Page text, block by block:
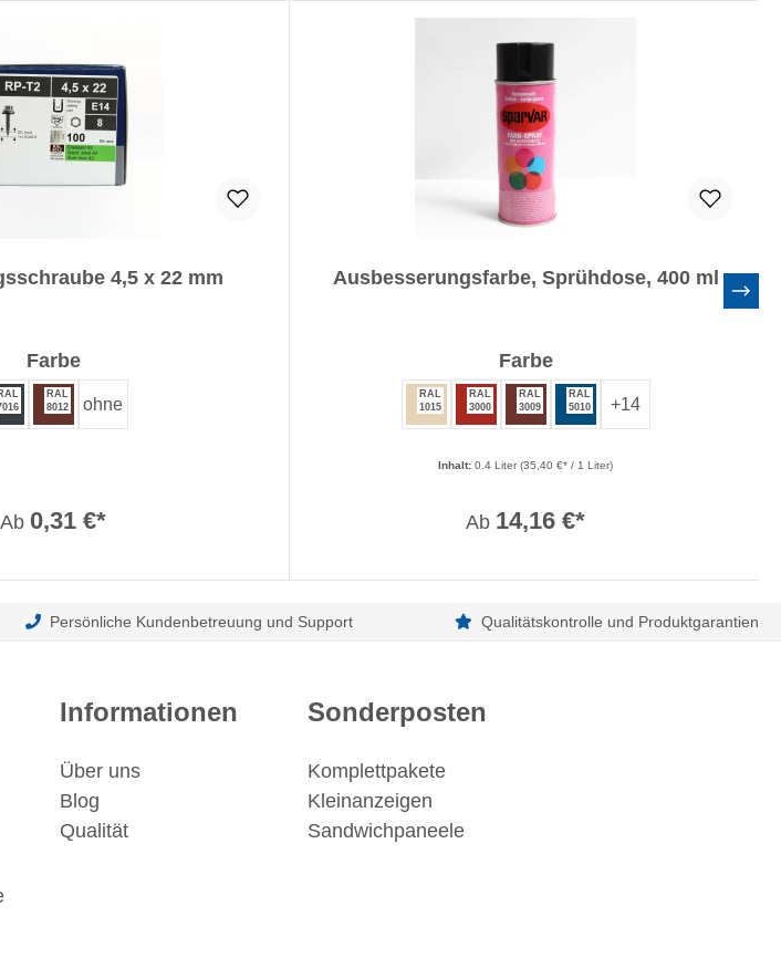
4,5 x 22 mm
Farbeauswählen
RAL
RAL
8012
ohne
Ab 0,31 €*
Ausbesserungsfarbe, Sprühdose, 400 ml
Farbeauswählen
RAL
1015
RAL
3000
RAL
3009
RAL
5010
+14
Inhalt: 0.4 Liter (35,40 €* / 1 Liter)
Ab 14,16 €*
Persönliche Kundenbetreuung und Support Qualitätskontrolle und Produktgarantien
Informationen
Über uns
Blog
Qualität
Sonderposten
Komplettpakete
Kleinanzeigen
Sandwichpaneele